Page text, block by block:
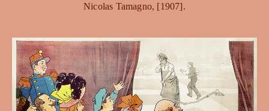
Nicolas Tamagno, [1907].